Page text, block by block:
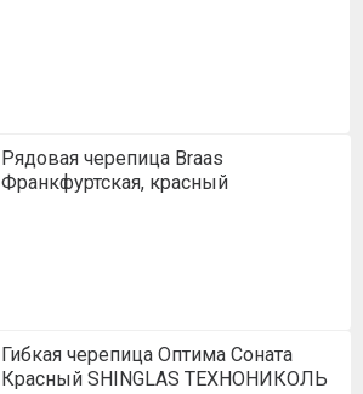
Рядовая черепица Braas
Франкфуртская, красный
Гибкая черепица Оптима Соната
Красный SHINGLAS ТЕХНОНИКОЛЬ